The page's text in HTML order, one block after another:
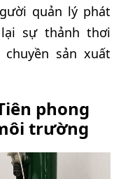
quản lý phát
sự thảnh thơi
sản xuất
phong
trường